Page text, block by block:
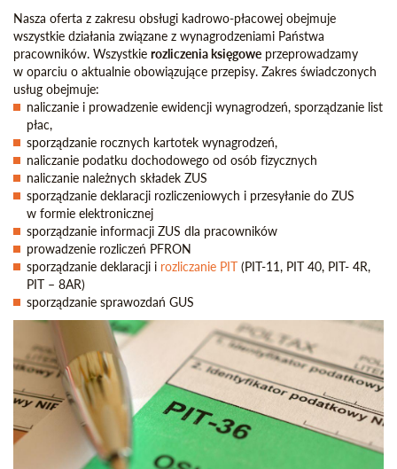
Nasza oferta z zakresu obsługi kadrowo-płacowej obejmuje
wszystkie działania związane z wynagrodzeniami Państwa
pracowników. Wszystkie rozliczenia księgowe przeprowadzamy
w oparciu o aktualnie obowiązujące przepisy. Zakres świadczonych
usług obejmuje:
naliczanie i prowadzenie ewidencji wynagrodzeń, sporządzanie list
płac,
sporządzanie rocznych kartotek wynagrodzeń,
naliczanie podatku dochodowego od osób fizycznych
naliczanie należnych składek ZUS
sporządzanie deklaracji rozliczeniowych i przesyłanie do ZUS
w formie elektronicznej
sporządzanie informacji ZUS dla pracowników
prowadzenie rozliczeń PFRON
sporządzanie deklaracji i rozliczanie PIT (PIT-11, PIT 40, PIT- 4R,
PIT – 8AR)
sporządzanie sprawozdań GUS